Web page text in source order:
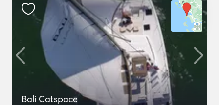
Bali Catspace